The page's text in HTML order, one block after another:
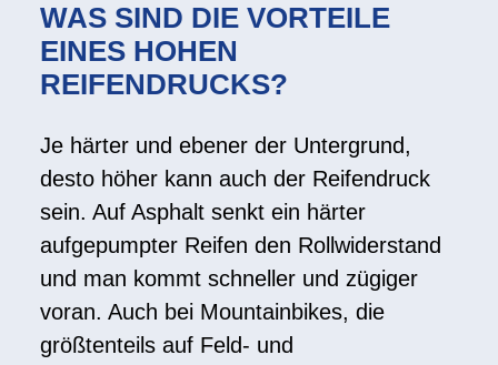
WAS SIND DIE VORTEILE
EINES HOHEN
REIFENDRUCKS?
Je härter und ebener der Untergrund,
desto höher kann auch der Reifendruck
sein. Auf Asphalt senkt ein härter
aufgepumpter Reifen den Rollwiderstand
und man kommt schneller und zügiger
voran. Auch bei Mountainbikes, die
größtenteils auf Feld- und